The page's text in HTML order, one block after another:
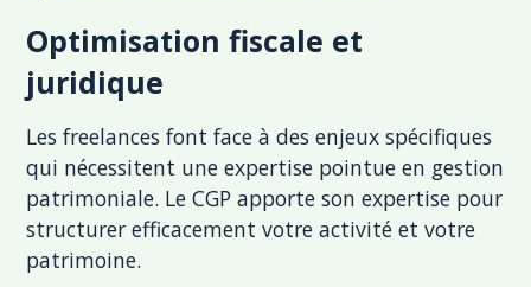
Optimisation fiscale et
juridique
Les freelances font face à des enjeux spécifiques
qui nécessitent une expertise pointue en gestion
patrimoniale. Le CGP apporte son expertise pour
structurer efficacement votre activité et votre
patrimoine.